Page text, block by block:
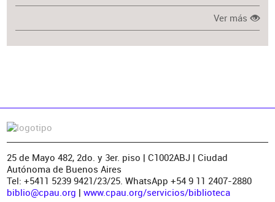
Ver más
25 de Mayo 482, 2do. y 3er. piso | C1002ABJ | Ciudad
Autónoma de Buenos Aires
Tel: +5411 5239 9421/23/25. WhatsApp +54 9 11 2407-2880
biblio@cpau.org | www.cpau.org/servicios/biblioteca